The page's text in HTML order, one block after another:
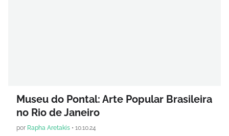
Museu do Pontal: Arte Popular Brasileira
no Rio de Janeiro
por Rapha Aretakis • 10.10.24